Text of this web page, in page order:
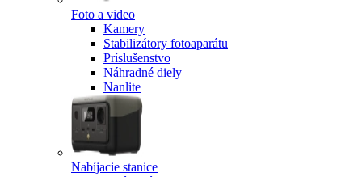
Foto a video
Kamery
Stabilizátory fotoaparátu
Príslušenstvo
Náhradné diely
Nanlite
Nabíjacie stanice